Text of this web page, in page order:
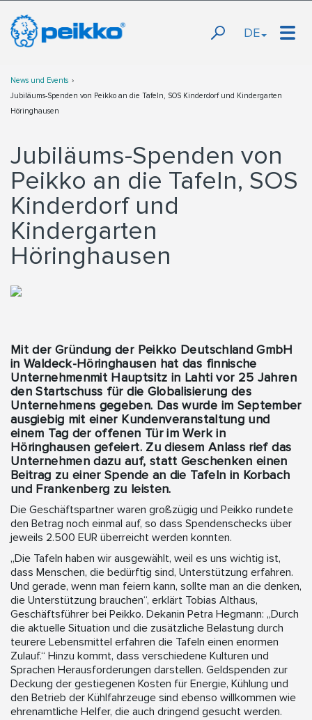
DE
News und Events
Jubiläums-Spenden von Peikko an die Tafeln, SOS Kinderdorf und Kindergarten
Höringhausen
Jubiläums-Spenden von
Peikko an die Tafeln, SOS
Kinderdorf und
Kindergarten
Höringhausen
Mit der Gründung der Peikko Deutschland GmbH
in Waldeck-Höringhausen hat das finnische
Unternehmenmit Hauptsitz in Lahti vor 25 Jahren
den Startschuss für die Globalisierung des
Unternehmens gegeben. Das wurde im September
ausgiebig mit einer Kundenveranstaltung und
einem Tag der offenen Tür im Werk in
Höringhausen gefeiert. Zu diesem Anlass rief das
Unternehmen dazu auf, statt Geschenken einen
Beitrag zu einer Spende an die Tafeln in Korbach
und Frankenberg zu leisten.
Die Geschäftspartner waren großzügig und Peikko rundete
den Betrag noch einmal auf, so dass Spendenschecks über
jeweils 2.500 EUR überreicht werden konnten.
„Die Tafeln haben wir ausgewählt, weil es uns wichtig ist,
dass Menschen, die bedürftig sind, Unterstützung erfahren.
Und gerade, wenn man feiern kann, sollte man an die denken,
die Unterstützung brauchen“, erklärt Tobias Althaus,
Geschäftsführer bei Peikko. Dekanin Petra Hegmann: „Durch
die aktuelle Situation und die zusätzliche Belastung durch
teurere Lebensmittel erfahren die Tafeln einen enormen
Zulauf.“ Hinzu kommt, dass verschiedene Kulturen und
Sprachen Herausforderungen darstellen. Geldspenden zur
Deckung der gestiegenen Kosten für Energie, Kühlung und
den Betrieb der Kühlfahrzeuge sind ebenso willkommen wie
ehrenamtliche Helfer, die auch dringend gesucht werden.